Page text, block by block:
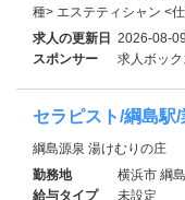
種> エステティシャン <
求人の更新日 2026-08-09
スポンサー
求人ボック
セラピスト/綱島駅
綱島源泉 湯けむりの庄
勤務地
横浜市 綱
給与タイプ
未設定